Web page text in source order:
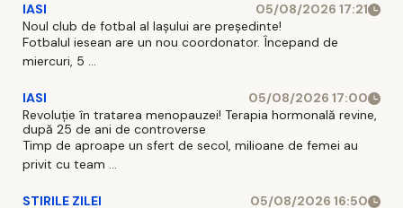
IASI
05/08/2026 17:21
Noul club de fotbal al Iașului are președinte!
Fotbalul iesean are un nou coordonator. Începand de
miercuri, 5 ...
IASI
05/08/2026 17:00
Revoluție în tratarea menopauzei! Terapia hormonală revine,
după 25 de ani de controverse
Timp de aproape un sfert de secol, milioane de femei au
privit cu team ...
STIRILE ZILEI
05/08/2026 16:50